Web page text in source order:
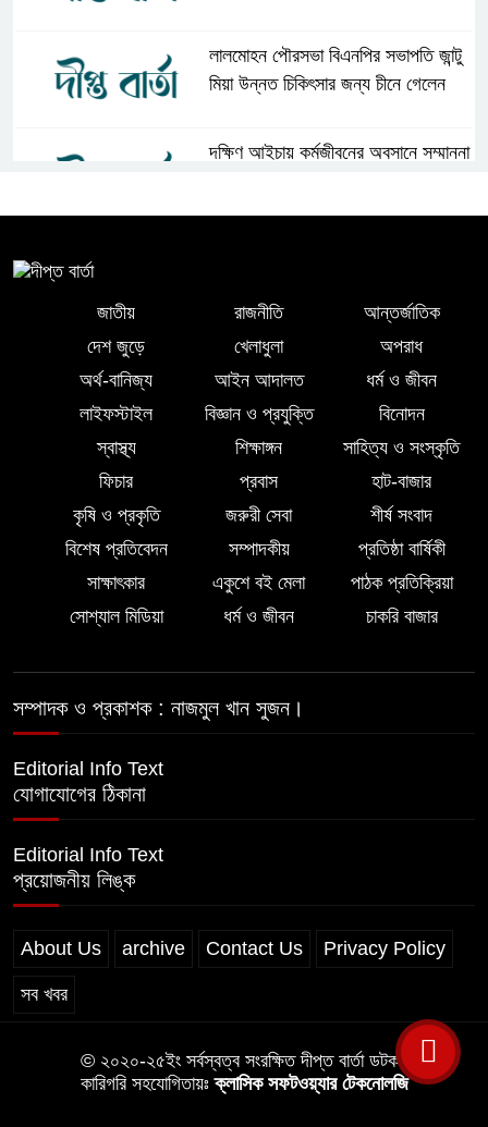
লালমোহন পৌরসভা বিএনপির সভাপতি জান্টু
মিয়া উন্নত চিকিৎসার জন্য চীনে গেলেন
দক্ষিণ আইচায় কর্মজীবনের অবসানে সম্মাননা
নীরবতা
ইন্দোনেশিয়ার বিশ্ববিদ্যালয়ে ফুল ফান্ডেড
স্কলারশিপ অর্জন করলেন লালমোহনের
সন্তান ফাহিম
দক্ষিন আইচায় ‎বিভিন্ন পরিচয়ে বাড়িতে ঢুকে
প্রতারণার অভিযোগ, সতর্ক থাকার আহ্বান
লালমোহনে পানিতে ডুবে শিশুর মৃত্যু
নেতা শরীফ বেপারীকে অব্যাহতি দিল ভোলা
জাতীয় রাজনীতি
আন্তর্জাতিক
দেশ জুড়ে
খেলাধুলা
অপরাধ
অর্থ-বানিজ্য
আইন আদালত
ধর্ম ও জীবন
লাইফস্টাইল
বিজ্ঞান ও প্রযুক্তি
বিনোদন
স্বাস্থ্য
শিক্ষাঙ্গন
সাহিত্য ও সংস্কৃতি
ফিচার
প্রবাস
হাট-বাজার
কৃষি ও প্রকৃতি
জরুরী সেবা
শীর্ষ সংবাদ
বিশেষ প্রতিবেদন
সম্পাদকীয়
প্রতিষ্ঠা বার্ষিকী
সাক্ষাৎকার
একুশে বই মেলা
পাঠক প্রতিক্রিয়া
সোশ্যাল মিডিয়া
ধর্ম ও জীবন চাকরি বাজার
সম্পাদক ও প্রকাশক : নাজমুল খান সুজন।
Editorial Info Text
যোগাযোগের ঠিকানা
Editorial Info Text
প্রয়োজনীয় লিঙ্ক
About Us archive Contact Us Privacy Policy
সব খবর
© ২০২০-২৫ইং সর্বস্বত্ব সংরক্ষিত দীপ্ত বার্তা ডটকম
কারিগরি সহযোগিতায়ঃক্লাসিক সফটওয়্যার টেকনোলজি